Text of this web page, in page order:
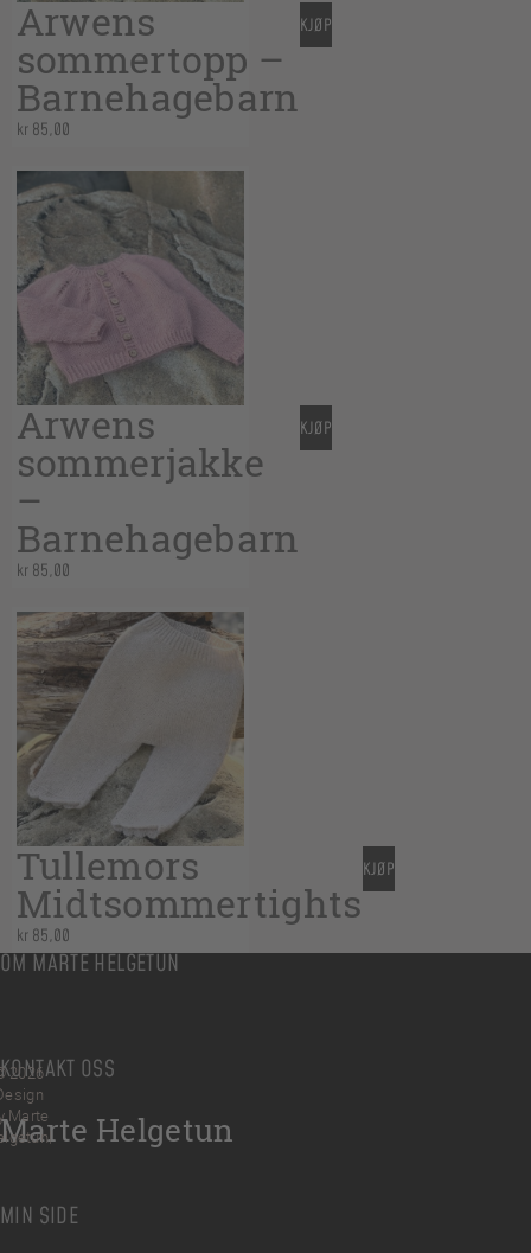
Arwens
sommertopp –
Barnehagebarn
kr85,00
KJØP
Arwens
sommerjakke
–
Barnehagebarn
kr85,00
KJØP
Tullemors
Midtsommertights
kr85,00
KJØP
OM MARTE HELGETUN
KONTAKT OSS
Marte Helgetun
MIN SIDE
2026
Marte